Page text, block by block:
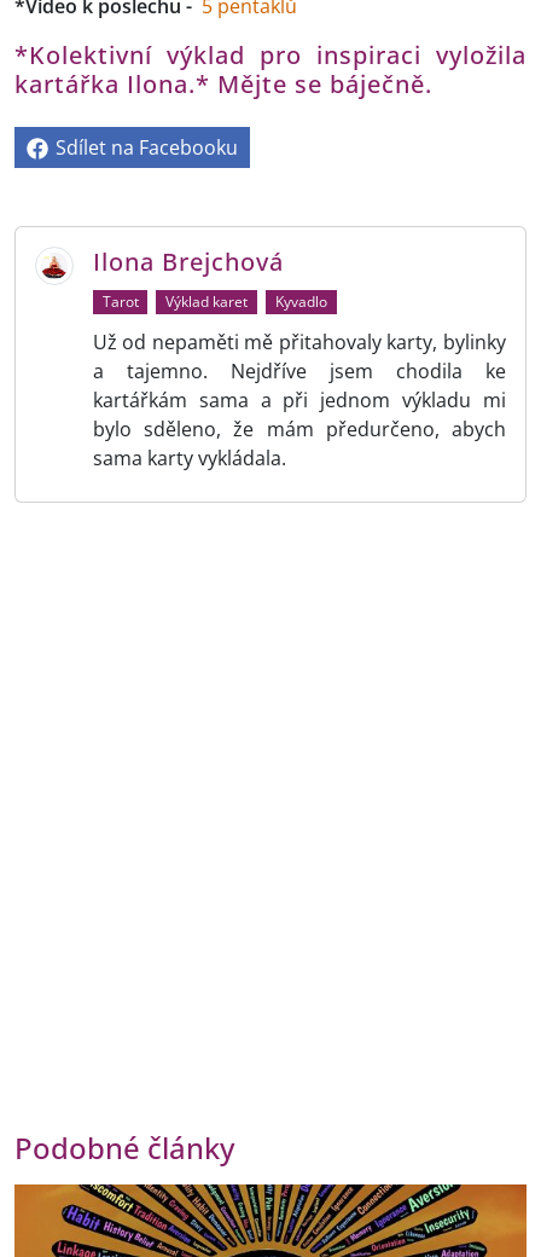
*Video k poslechu - 5 pentaklů
*Kolektivní výklad pro inspiraci vyložila
kartářka Ilona.* Mějte se báječně.
Sdílet na Facebooku
Ilona Brejchová
Tarot Výklad karet Kyvadlo
Už od nepaměti mě přitahovaly karty, bylinky
a tajemno. Nejdříve jsem chodila ke
kartářkám sama a při jednom výkladu mi
bylo sděleno, že mám předurčeno, abych
sama karty vykládala.
Podobné články